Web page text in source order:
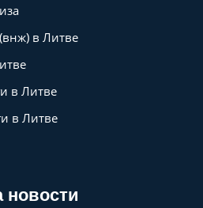
в Литве
в Литве
в Литве
новости